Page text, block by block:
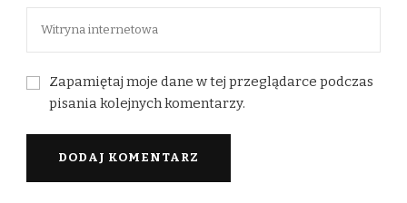
Zapamiętaj moje dane w tej przeglądarce podczas
pisania kolejnych komentarzy.